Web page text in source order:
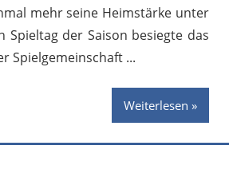
mehr seine Heimstärke unter
Spieltag der Saison besiegte das
Spielgemeinschaft
Weiterlesen